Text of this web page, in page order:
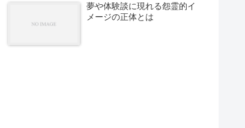
夢や体験談に現れる怨霊的イ
メージの正体とは